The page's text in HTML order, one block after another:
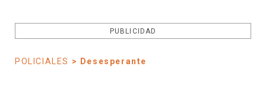
PUBLICIDAD
POLICIALES > Desesperante